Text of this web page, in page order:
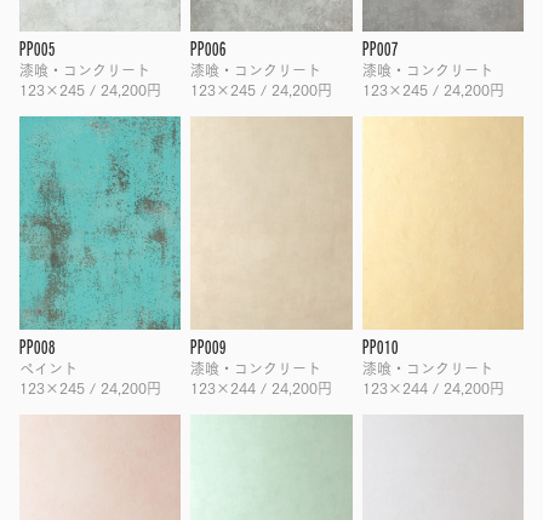
PP005
漆喰・コンクリート
123×245 / 24,200円
PP006
漆喰・コンクリート
123×245 / 24,200円
PP007
漆喰・コンクリート
123×245 / 24,200円
PP008
ペイント
123×245 / 24,200円
PP009
漆喰・コンクリート
123×244 / 24,200円
PP010
漆喰・コンクリート
123×244 / 24,200円